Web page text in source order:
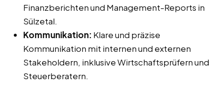
Finanzberichten und Management-Reports in
Sülzetal.
Kommunikation: Klare und präzise
Kommunikation mit internen und externen
Stakeholdern, inklusive Wirtschaftsprüfern und
Steuerberatern.